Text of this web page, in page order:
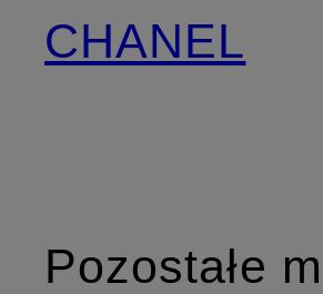
CHANEL
Pozostałe